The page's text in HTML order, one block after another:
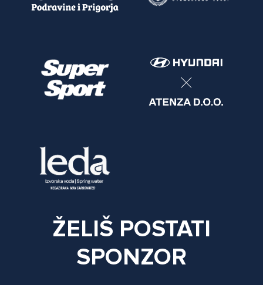
ŽELIŠ POSTATI
SPONZOR